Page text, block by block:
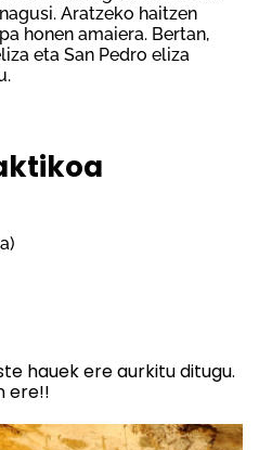
Aratzeko haitzen
honen amaiera. Bertan,
eta San Pedro eliza
hauek ere aurkitu ditugu.
ere!!